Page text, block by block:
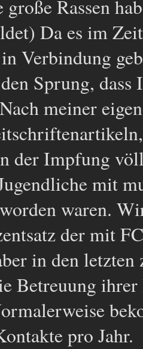
Rassen
Da es im
Verbindung
Sprung,
meiner
der Impfung
mit
waren.
der mit
in den
Betreuung
pro Jahr.